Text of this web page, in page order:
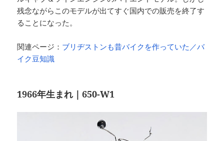
残念ながらこのモデルが出てすぐ国内での販売を終了す
ることになった。
関連ページ： ブリヂストンも昔バイクを作っていた／バ
イク豆知識
1966年生まれ｜650-W1